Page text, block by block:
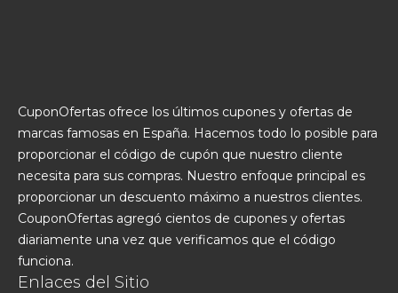
CuponOfertas ofrece los últimos cupones y ofertas de
marcas famosas en España. Hacemos todo lo posible para
proporcionar el código de cupón que nuestro cliente
necesita para sus compras. Nuestro enfoque principal es
proporcionar un descuento máximo a nuestros clientes.
CouponOfertas agregó cientos de cupones y ofertas
diariamente una vez que verificamos que el código
funciona.
Enlaces del Sitio